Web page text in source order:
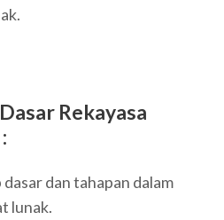
Rekayasa
dan tahapan dalam
lunak.